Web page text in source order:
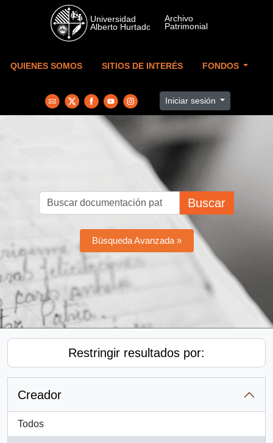
Skip to main content
QUIENES SOMOS SITIOS DE INTERÉS FONDOS
Iniciar sesión
Buscar
Búsqueda Avanzada »
Restringir resultados por:
Creador
Todos